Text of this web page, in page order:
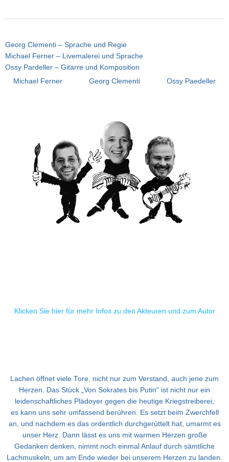
Georg Clementi – Sprache und Regie
Michael Ferner – Livemalerei und Sprache
Ossy Pardeller – Gitarre und Komposition
Michael Ferner Georg Clementi Ossy Paedeller
Klicken Sie hier für mehr Infos zu den Akteuren und zum Autor
Lachen öffnet viele Tore, nicht nur zum Verstand, auch jene zum
Herzen. Das Stück „Von Sokrates bis Putin“ ist nicht nur ein
leidenschaftliches Plädoyer gegen die heutige Kriegstreiberei,
es kann uns sehr umfassend berühren. Es setzt beim Zwerchfell
an, und nachdem es das ordentlich durchgerüttelt hat, umarmt es
unser Herz. Dann lässt es uns mit warmen Herzen große
Gedanken denken, nimmt noch einmal Anlauf durch sämtliche
Lachmuskeln, um am Ende wieder bei unserem Herzen zu landen.